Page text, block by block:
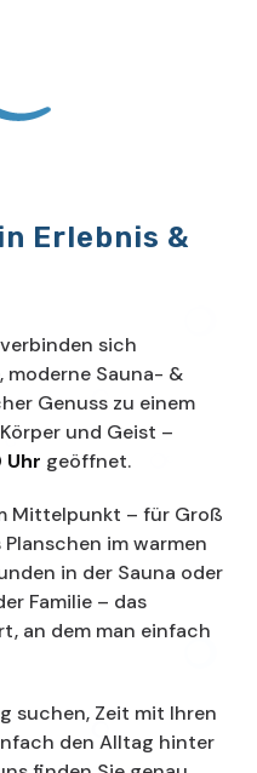
Erlebnis &
verbinden sich
moderne Sauna- &
Genuss zu einem
und Geist –
geöffnet.
Mittelpunkt – für Groß
im warmen
in der Sauna oder
Familie – das
an dem man einfach
suchen, Zeit mit Ihren
den Alltag hinter